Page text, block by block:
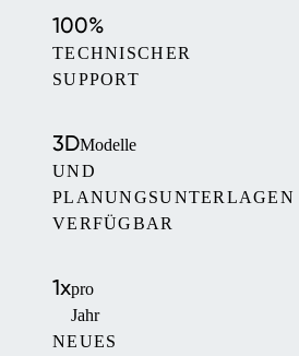
TECHNISCHER
SUPPORT
100%
UND
PLANUNGSUNTERLAGEN
VERFÜGBAR
3DModelle
NEUES
1xpro
Jahr